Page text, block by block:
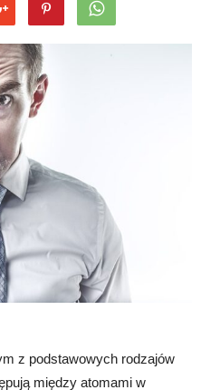
z podstawowych rodzajów
między atomami w